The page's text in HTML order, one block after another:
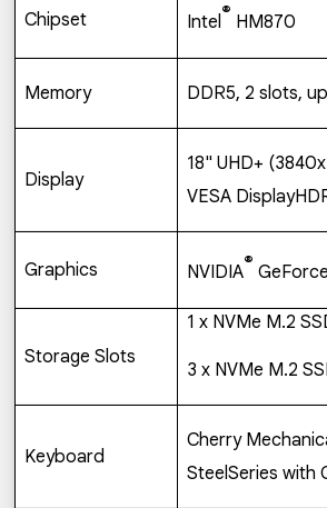
Chipset Intel® HM870
Memory DDR5, 2 slots,
Display
18" UHD+
VESA
Graphics NVIDIA®
Storage Slots
1 x NVMe M.2
3 x NVMe M.2
Keyboard
Cherry
SteelSeries with